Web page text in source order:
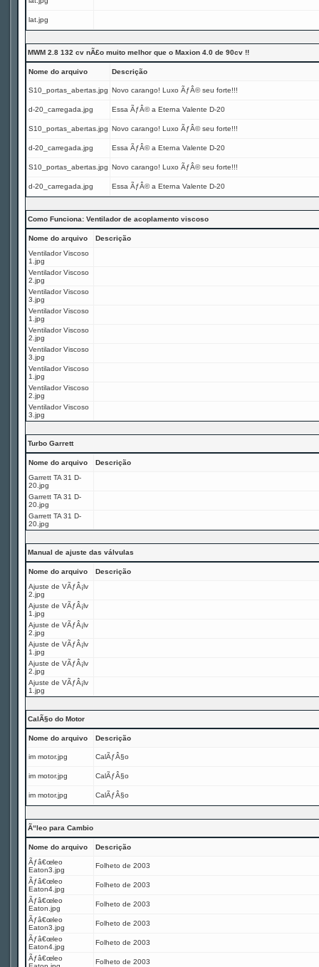
lat.jpg
MWM 2.8 132 cv nÃ£o muito melhor que o Maxion 4.0 de 90cv !!
Nome do arquivo Descrição
S10_portas_abertas.jpg Novo carango! Luxo ÃƒÂ© seu forte!!!
d-20_carregada.jpg Essa ÃƒÂ© a Eterna Valente D-20
S10_portas_abertas.jpg Novo carango! Luxo ÃƒÂ© seu forte!!!
d-20_carregada.jpg Essa ÃƒÂ© a Eterna Valente D-20
S10_portas_abertas.jpg Novo carango! Luxo ÃƒÂ© seu forte!!!
d-20_carregada.jpg Essa ÃƒÂ© a Eterna Valente D-20
Como Funciona: Ventilador de acoplamento viscoso
Nome do arquivo
Descrição
Ventilador Viscoso
1.jpg
Ventilador Viscoso
2.jpg
Ventilador Viscoso
3.jpg
Ventilador Viscoso
1.jpg
Ventilador Viscoso
2.jpg
Ventilador Viscoso
3.jpg
Ventilador Viscoso
1.jpg
Ventilador Viscoso
2.jpg
Ventilador Viscoso
3.jpg
Turbo Garrett
Nome do arquivo
Descrição
Garrett TA 31 D-
20.jpg
Garrett TA 31 D-
20.jpg
Garrett TA 31 D-
20.jpg
Manual de ajuste das válvulas
Nome do arquivo
Descrição
Ajuste de VÃƒÂ¡lv
2.jpg
Ajuste de VÃƒÂ¡lv
1.jpg
Ajuste de VÃƒÂ¡lv
2.jpg
Ajuste de VÃƒÂ¡lv
1.jpg
Ajuste de VÃƒÂ¡lv
2.jpg
Ajuste de VÃƒÂ¡lv
1.jpg
CalÃ§o do Motor
Nome do arquivo Descrição
im motor.jpg CalÃƒÂ§o
im motor.jpg CalÃƒÂ§o
im motor.jpg CalÃƒÂ§o
Ã“leo para Cambio
Nome do arquivo
Descrição
Ãƒâ€œleo
Eaton3.jpg
Folheto de 2003
Ãƒâ€œleo
Eaton4.jpg
Folheto de 2003
Ãƒâ€œleo
Eaton.jpg
Folheto de 2003
Ãƒâ€œleo
Eaton3.jpg
Folheto de 2003
Ãƒâ€œleo
Eaton4.jpg
Folheto de 2003
Ãƒâ€œleo
Folheto de 2003